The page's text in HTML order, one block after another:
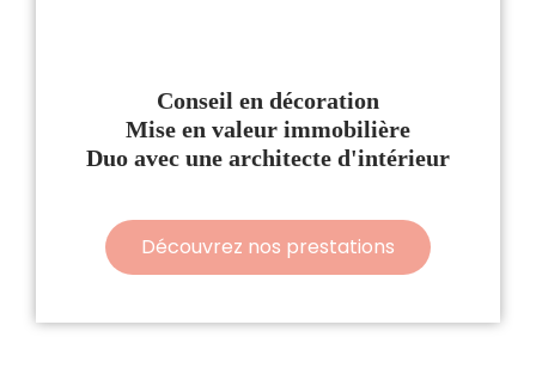
Conseil en décoration
Mise en valeur immobilière
Duo avec une architecte d'intérieur
Découvrez nos prestations